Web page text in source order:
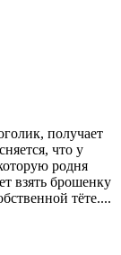
получает
что у
родня
взять брошенку
тёте....